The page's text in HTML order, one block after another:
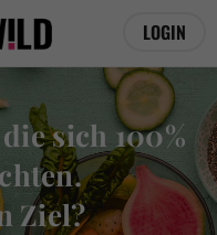
sich 100%
Ziel?
LOGIN